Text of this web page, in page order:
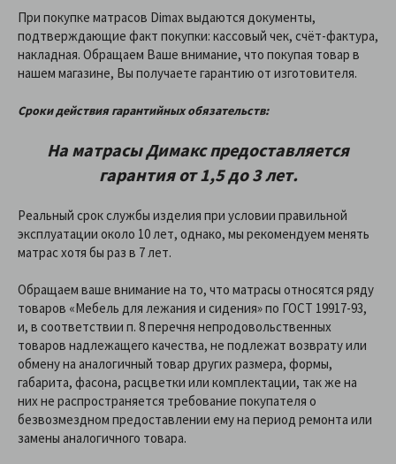
При покупке матрасов Dimax выдаются документы,
подтверждающие факт покупки: кассовый чек, счёт-фактура,
накладная. Обращаем Ваше внимание, что покупая товар в
нашем магазине, Вы получаете гарантию от изготовителя.
Сроки действия гарантийных обязательств:
На матрасы Димакс предоставляетcя
гарантия от 1,5 до 3 лет.
Реальный срок службы изделия при условии правильной
эксплуатации около 10 лет, однако, мы рекомендуем менять
матрас хотя бы раз в 7 лет.
Обращаем ваше внимание на то, что матрасы относятся ряду
товаров «Мебель для лежания и сидения» по ГОСТ 19917-93,
и, в соответствии п. 8 перечня непродовольственных
товаров надлежащего качества, не подлежат возврату или
обмену на аналогичный товар других размера, формы,
габарита, фасона, расцветки или комплектации, так же на
них не распространяется требование покупателя о
безвозмездном предоставлении ему на период ремонта или
замены аналогичного товара.